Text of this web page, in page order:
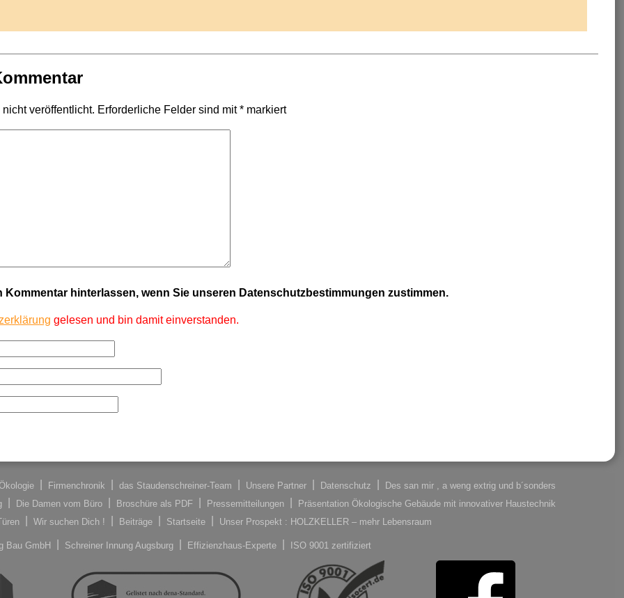
veröffentlicht. Erforderliche Felder sind mit*markiert
Kommentar hinterlassen, wenn Sie unseren Datenschutzbestimmungen zustimmen.
gelesen und bin damit einverstanden.
Firmenchronik das Staudenschreiner-Team Unsere Partner Datenschutz
Des san mir , a weng extrig und b´sonders
Die Damen vom Büro Broschüre als PDF Pressemitteilungen
Präsentation Ökologische Gebäude mit innovativer Haustechnik
Wir suchen Dich ! Beiträge Startseite Unser Prospekt : HOLZKELLER – mehr Lebensraum
Bau GmbH Schreiner Innung Augsburg Effizienzhaus-Experte ISO 9001 zertifiziert